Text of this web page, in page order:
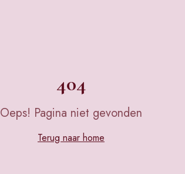
404
Oeps! Pagina niet gevonden
Terug naar home